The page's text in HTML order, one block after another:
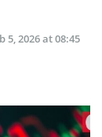
5, 2026 at 08:45